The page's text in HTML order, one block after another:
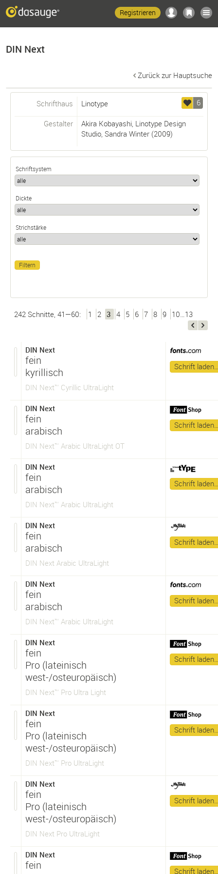
Registrieren
DIN Next
Zurück zur Hauptsuche
6
Schrifthaus Linotype
Gestalter Akira Kobayashi, Linotype Design
Studio, Sandra Winter(2009)
Schriftsystem
Dickte
Strichstärke
242 Schnitte, 41—60: 1 2 3 4 5 6 7 8 9 10…13
DIN Next
fein
kyrillisch
DIN Next™ Cyrillic UltraLight
Schrift
DIN Next
fein
arabisch
DIN Next™ Arabic UltraLight OT
Schrift
DIN Next
fein
arabisch
DIN Next™ Arabic UltraLight
Schrift
DIN Next
fein
arabisch
DIN Next Arabic UltraLight
Schrift
DIN Next
fein
arabisch
DIN Next™ Arabic UltraLight
Schrift
DIN Next
fein
Pro (lateinisch
west-/osteuropäisch)
DIN Next™ Pro Ultra Light
Schrift
DIN Next
fein
Pro (lateinisch
west-/osteuropäisch)
DIN Next™ Pro UltraLight
Schrift
DIN Next
fein
Pro (lateinisch
west-/osteuropäisch)
DIN Next Pro UltraLight
Schrift
DIN Next
fein
Schrift